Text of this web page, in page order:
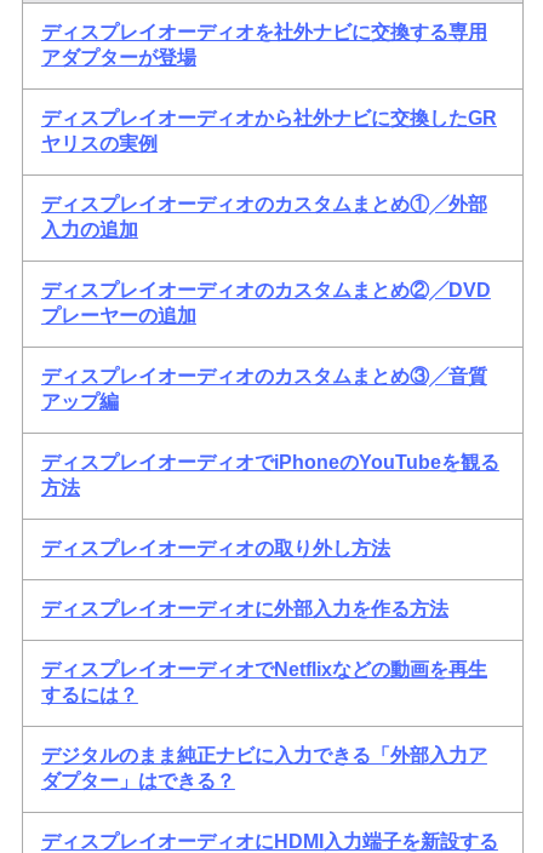
ディスプレイオーディオを社外ナビに交換する専用
アダプターが登場
ディスプレイオーディオから社外ナビに交換したGR
ヤリスの実例
ディスプレイオーディオのカスタムまとめ①╱外部
入力の追加
ディスプレイオーディオのカスタムまとめ②╱DVD
プレーヤーの追加
ディスプレイオーディオのカスタムまとめ③╱音質
アップ編
ディスプレイオーディオでiPhoneのYouTubeを観る
方法
ディスプレイオーディオの取り外し方法
ディスプレイオーディオに外部入力を作る方法
ディスプレイオーディオでNetflixなどの動画を再生
するには？
デジタルのまま純正ナビに入力できる「外部入力ア
ダプター」はできる？
ディスプレイオーディオにHDMI入力端子を新設する